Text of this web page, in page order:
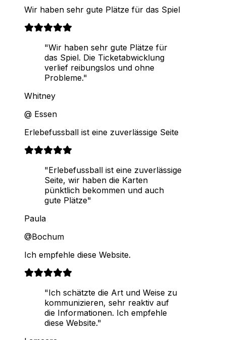
Wir haben sehr gute Plätze für das Spiel
"Wir haben sehr gute Plätze für
das Spiel. Die Ticketabwicklung
verlief reibungslos und ohne
Probleme."
Whitney
@ Essen
Erlebefussball ist eine zuverlässige Seite
"Erlebefussball ist eine zuverlässige
Seite, wir haben die Karten
pünktlich bekommen und auch
gute Plätze"
Paula
@Bochum
Ich empfehle diese Website.
"Ich schätzte die Art und Weise zu
kommunizieren, sehr reaktiv auf
die Informationen. Ich empfehle
diese Website."